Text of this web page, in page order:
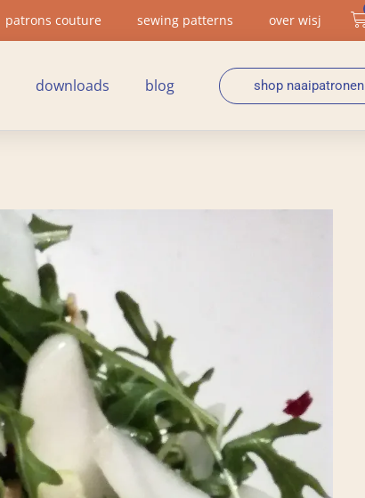
patrons couture sewing patterns over wisj
downloads blog shop naaipatronen